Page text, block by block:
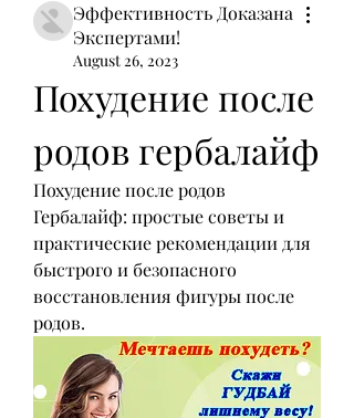
Эффективность Доказана
Экспертами!
August 26, 2023
Похудение после
родов гербалайф
Похудение после родов
Гербалайф: простые советы и
практические рекомендации для
быстрого и безопасного
восстановления фигуры после
родов.